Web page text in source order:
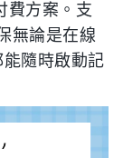
費方案。支
無論是在線
能隨時啟動記